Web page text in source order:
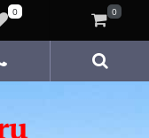
0 0